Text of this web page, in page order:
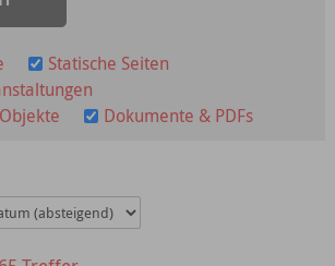
Statische Seiten
Dokumente & PDFs